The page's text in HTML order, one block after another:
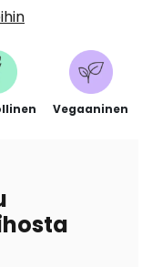
Vegaaninen